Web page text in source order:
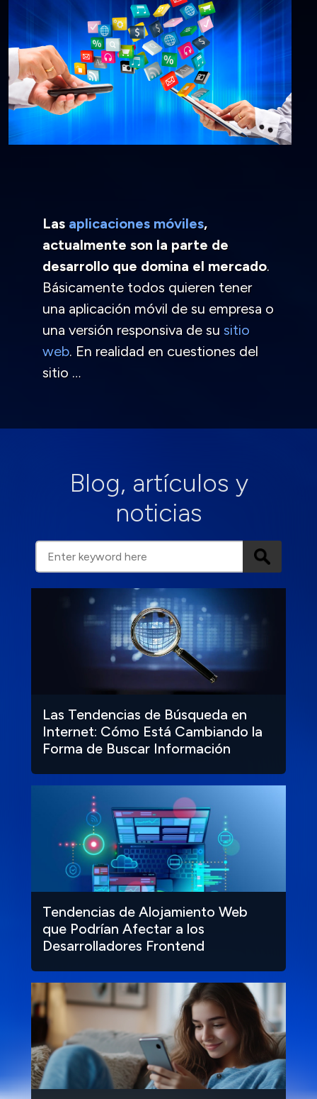
Las aplicaciones móviles,
actualmente son la parte de
desarrollo que domina el mercado.
Básicamente todos quieren tener
una aplicación móvil de su empresa o
una versión responsiva de su sitio
web. En realidad en cuestiones del
sitio …
Blog, artículos y
noticias
Las Tendencias de Búsqueda en
Internet: Cómo Está Cambiando la
Forma de Buscar Información
Tendencias de Alojamiento Web
que Podrían Afectar a los
Desarrolladores Frontend